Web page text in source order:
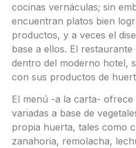
cocinas vernáculas; sin
encuentran platos bien
productos, y a veces el
base a ellos. El
dentro del moderno hotel,
con sus productos de
El menú -a la carta- ofrece
variadas a base de
propia huerta, tales como
zanahoria, remolacha,